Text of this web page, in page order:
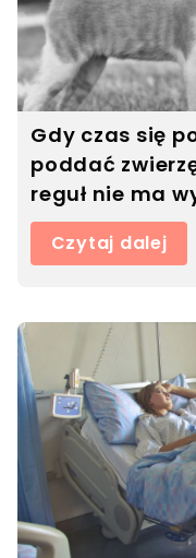
Gdy czas się
poddać
reguł nie ma
Czytaj dalej